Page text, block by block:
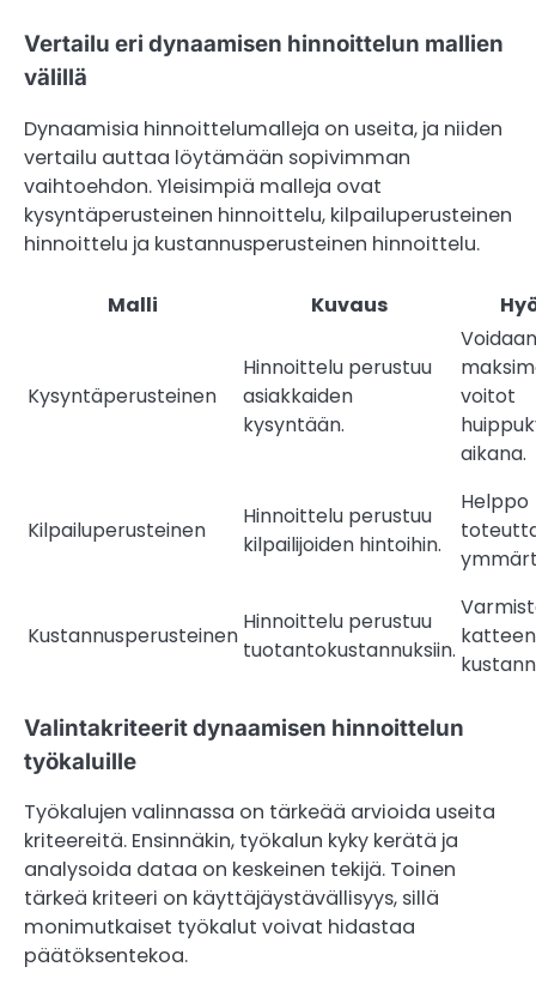
Vertailu eri dynaamisen hinnoittelun mallien
välillä
Dynaamisia hinnoittelumalleja on useita, ja niiden
vertailu auttaa löytämään sopivimman
vaihtoehdon. Yleisimpiä malleja ovat
kysyntäperusteinen hinnoittelu, kilpailuperusteinen
hinnoittelu ja kustannusperusteinen hinnoittelu.
Malli Kuvaus
Kysyntäperusteinen
Hinnoittelu perustuu
asiakkaiden
kysyntään.
Voidaan
voitot
aikana.
Kilpailuperusteinen
Hinnoittelu perustuu
kilpailijoiden hintoihin.
Helppo
Kustannusperusteinen
Hinnoittelu perustuu
tuotantokustannuksiin.
katteen
Valintakriteerit dynaamisen hinnoittelun
työkaluille
Työkalujen valinnassa on tärkeää arvioida useita
kriteereitä. Ensinnäkin, työkalun kyky kerätä ja
analysoida dataa on keskeinen tekijä. Toinen
tärkeä kriteeri on käyttäjäystävällisyys, sillä
monimutkaiset työkalut voivat hidastaa
päätöksentekoa.